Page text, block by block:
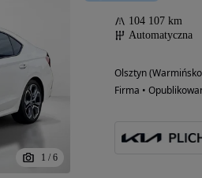
1 / 6
104 107 km
Automatyczna
Olsztyn
Firma •